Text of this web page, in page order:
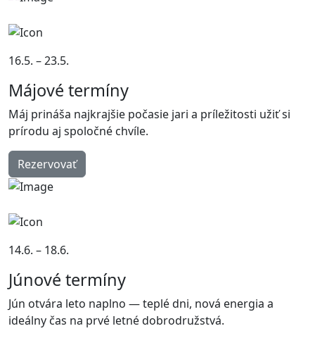
16.5. – 23.5.
Májové termíny
Máj prináša najkrajšie počasie jari a príležitosti užiť si
prírodu aj spoločné chvíle.
Rezervovať
14.6. – 18.6.
Júnové termíny
Jún otvára leto naplno — teplé dni, nová energia a
ideálny čas na prvé letné dobrodružstvá.